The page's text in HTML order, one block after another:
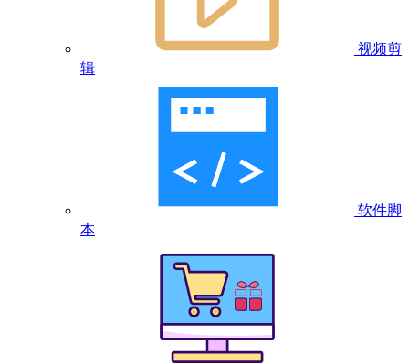
视频剪
辑
软件脚
本